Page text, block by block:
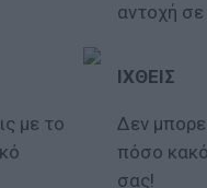
αντοχή
με το
ΙΧΘΕΙΣ
Δεν
πόσο
σας!